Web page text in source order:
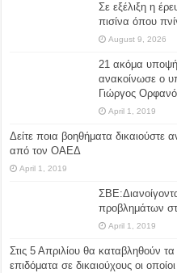
Σε εξέλιξη η
πισίνα όπου
August 9, 2026
21 ακόμα
ανακοίνωσε ο
Γιώργος
April 1, 2019
Δείτε ποια βοηθήματα δικαιούστε
από τον ΟΑΕΔ
April 1, 2019
προβλημάτων
April 1, 2019
Στις 5 Απριλίου θα καταβληθούν
επιδόματα σε δικαιούχους οι